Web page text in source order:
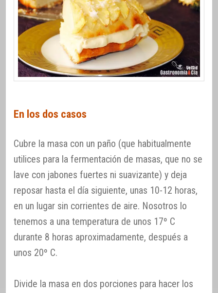
En los dos casos
Cubre la masa con un paño (que habitualmente
utilices para la fermentación de masas, que no se
lave con jabones fuertes ni suavizante) y deja
reposar hasta el día siguiente, unas 10-12 horas,
en un lugar sin corrientes de aire. Nosotros lo
tenemos a una temperatura de unos 17º C
durante 8 horas aproximadamente, después a
unos 20º C.
Divide la masa en dos porciones para hacer los